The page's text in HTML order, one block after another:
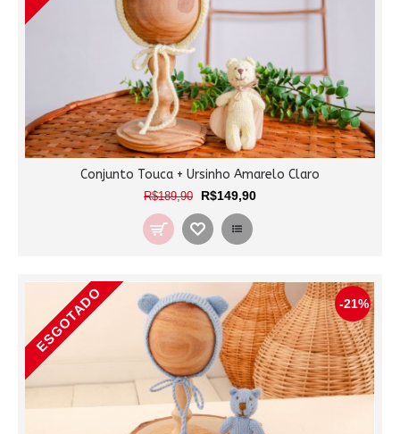
Conjunto Touca + Ursinho Amarelo Claro
R$189,90 R$149,90
-21%
ESGOTADO